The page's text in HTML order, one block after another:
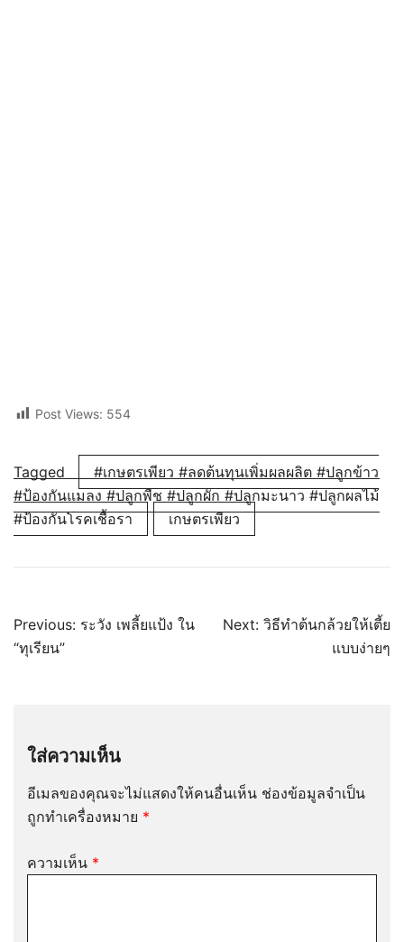
Post Views: 554
Tagged
#เกษตรเพียว #ลดต้นทุนเพิ่มผลผลิต #ปลูกข้าว
#ป้องกันแมลง #ปลูกพืช #ปลูกผัก #ปลูกมะนาว #ปลูกผลไม้
#ป้องกันโรคเชื้อรา
เกษตรเพียว
แนะแนว
เรื่อง
Previous: ระวัง เพลี้ยแป้ง ใน
“ทุเรียน”
Next: วิธีทำต้นกล้วยให้เตี้ย
แบบง่ายๆ
ใส่ความเห็น
อีเมลของคุณจะไม่แสดงให้คนอื่นเห็น ช่องข้อมูลจำเป็น
ถูกทำเครื่องหมาย *
ความเห็น *